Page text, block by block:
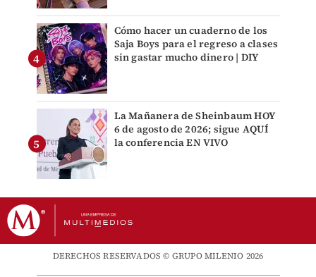
Cómo hacer un cuaderno de los
Saja Boys para el regreso a clases
sin gastar mucho dinero | DIY
La Mañanera de Sheinbaum HOY
6 de agosto de 2026; sigue AQUÍ
la conferencia EN VIVO
DERECHOS RESERVADOS © GRUPO MILENIO 2026